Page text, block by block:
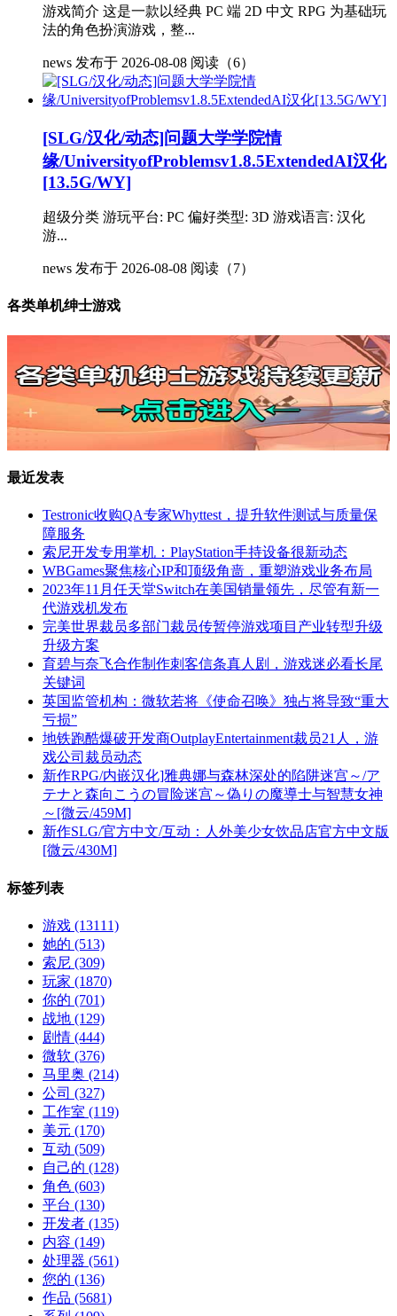
游戏简介 这是一款以经典 PC 端 2D 中文 RPG 为基础玩
法的角色扮演游戏，整...
news 发布于 2026-08-08 阅读（6）
[SLG/汉化/动态]问题大学学院情
缘/UniversityofProblemsv1.8.5ExtendedAI汉化
[13.5G/WY]
超级分类 游玩平台: PC 偏好类型: 3D 游戏语言: 汉化
游...
news 发布于 2026-08-08 阅读（7）
各类单机绅士游戏
最近发表
Testronic收购QA专家Whyttest，提升软件测试与质量保
障服务
索尼开发专用掌机：PlayStation手持设备很新动态
WBGames聚焦核心IP和顶级角啬，重塑游戏业务布局
2023年11月任天堂Switch在美国销量领先，尽管有新一
代游戏机发布
完美世界裁员多部门裁员传暂停游戏项目产业转型升级
升级方案
育碧与奈飞合作制作刺客信条真人剧，游戏迷必看长尾
关键词
英国监管机构：微软若将《使命召唤》独占将导致“重大
亏损”
地铁跑酷爆破开发商OutplayEntertainment裁员21人，游
戏公司裁员动态
新作RPG/内嵌汉化]雅典娜与森林深处的陷阱迷宫～/ア
テナと森向こうの冒险迷宫～偽りの魔導士与智慧女神
～[微云/459M]
新作SLG/官方中文/互动：人外美少女饮品店官方中文版
[微云/430M]
标签列表
游戏 (13111)
她的 (513)
索尼 (309)
玩家 (1870)
你的 (701)
战地 (129)
剧情 (444)
微软 (376)
马里奥 (214)
公司 (327)
工作室 (119)
美元 (170)
互动 (509)
自己的 (128)
角色 (603)
平台 (130)
开发者 (135)
内容 (149)
处理器 (561)
您的 (136)
作品 (5681)